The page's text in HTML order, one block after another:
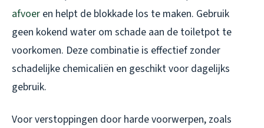
afvoer en helpt de blokkade los te maken. Gebruik
geen kokend water om schade aan de toiletpot te
voorkomen. Deze combinatie is effectief zonder
schadelijke chemicaliën en geschikt voor dagelijks
gebruik.
Voor verstoppingen door harde voorwerpen, zoals